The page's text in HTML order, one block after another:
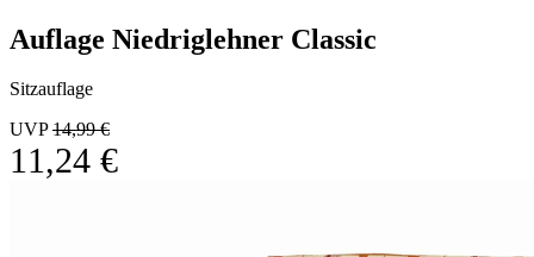
Auflage Niedriglehner Classic
Sitzauflage
UVP14,99 €
11,24 €